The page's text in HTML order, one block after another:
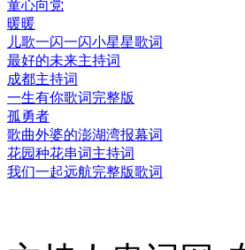
童心向党
暖暖
儿歌一闪一闪小星星歌词
最好的未来主持词
成都主持词
一生有你歌词完整版
孤勇者
歌曲外婆的澎湖湾报幕词
花园种花串词主持词
我们一起远航完整版歌词